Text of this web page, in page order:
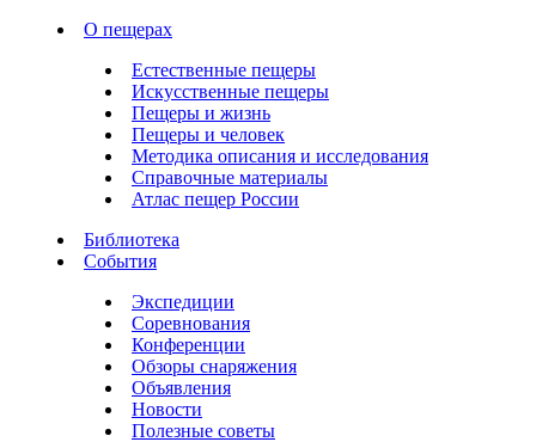
О пещерах
Естественные пещеры
Искусственные пещеры
Пещеры и жизнь
Пещеры и человек
Методика описания и исследования
Справочные материалы
Атлас пещер России
Библиотека
События
Экспедиции
Соревнования
Конференции
Обзоры снаряжения
Объявления
Новости
Полезные советы